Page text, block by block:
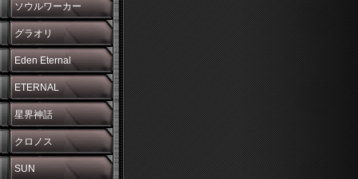
彫刻師
ソウルワーカー
グラオリ
Eden Eternal
ETERNAL
星界神話
クロノス
SUN